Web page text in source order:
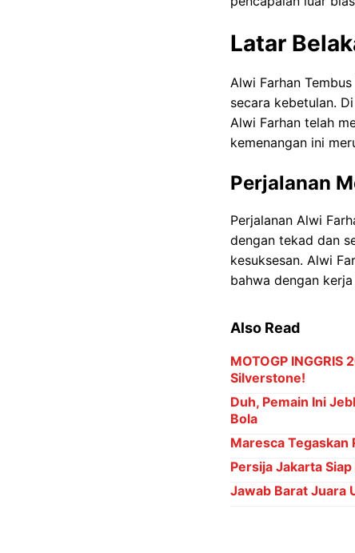
Latar
Alwi Farhan
secara kebetulan.
Alwi Farhan telah
kemenangan ini
Perjalanan
Perjalanan Alwi
dengan tekad dan
kesuksesan. Alwi
bahwa dengan
Also Read
MOTOGP
Silverstone!
Duh, Pemain Ini
Bola
Maresca Tegaskan
Persija Jakarta
Jawab Barat Juara